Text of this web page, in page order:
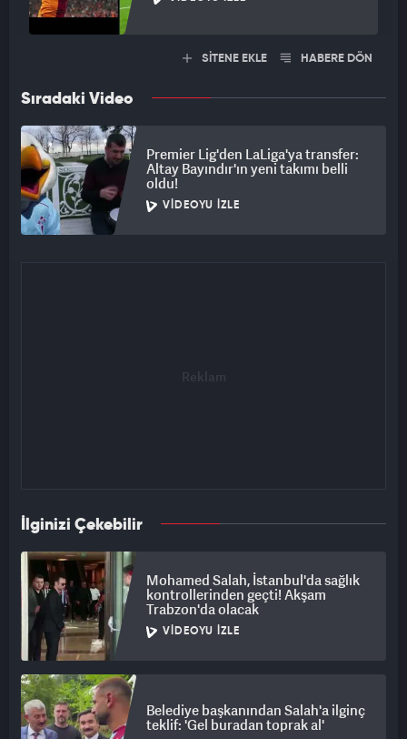
SİTENE EKLE HABERE DÖN
Sıradaki Video
Premier Lig'den LaLiga'ya transfer:
Altay Bayındır'ın yeni takımı belli
oldu!
VIDEOYU İZLE
İlginizi Çekebilir
Mohamed Salah, İstanbul'da sağlık
kontrollerinden geçti! Akşam
Trabzon'da olacak
VIDEOYU İZLE
Belediye başkanından Salah'a ilginç
teklif: 'Gel buradan toprak al'